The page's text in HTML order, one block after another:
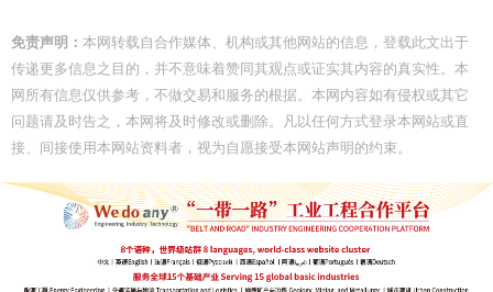
免责声明： 本网转载自合作媒体、机构或其他网站的信息，登载此文出于
传递更多信息之目的，并不意味着赞同其观点或证实其内容的真实性。本
网所有信息仅供参考，不做交易和服务的根据。本网内容如有侵权或其它
问题请及时告之，本网将及时修改或删除。凡以任何方式登录本网站或直
接、间接使用本网站资料者，视为自愿接受本网站声明的约束。